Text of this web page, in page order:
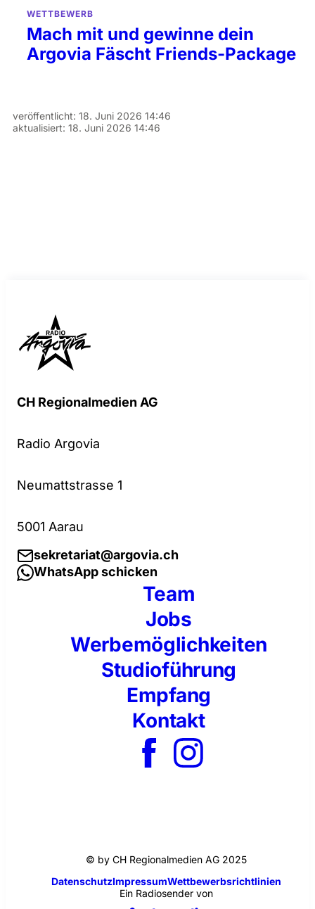
WETTBEWERB
Mach mit und gewinne dein
Argovia Fäscht Friends-Package
veröffentlicht: 18. Juni 2026 14:46
aktualisiert: 18. Juni 2026 14:46
CH Regionalmedien AG
Radio Argovia
Neumattstrasse 1
5001 Aarau
sekretariat@argovia.ch
WhatsApp schicken
Team
Jobs
Werbemöglichkeiten
Studioführung
Empfang
Kontakt
© by CH Regionalmedien AG 2025
DatenschutzImpressumWettbewerbsrichtlinien
Ein Radiosender von